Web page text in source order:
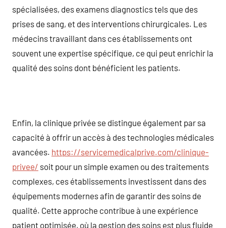
spécialisées, des examens diagnostics tels que des
prises de sang, et des interventions chirurgicales. Les
médecins travaillant dans ces établissements ont
souvent une expertise spécifique, ce qui peut enrichir la
qualité des soins dont bénéficient les patients.
Enfin, la clinique privée se distingue également par sa
capacité à offrir un accès à des technologies médicales
avancées. https://servicemedicalprive.com/clinique-
privee/ soit pour un simple examen ou des traitements
complexes, ces établissements investissent dans des
équipements modernes afin de garantir des soins de
qualité. Cette approche contribue à une expérience
patient optimisée, où la gestion des soins est plus fluide